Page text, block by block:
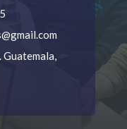
Guatemala,